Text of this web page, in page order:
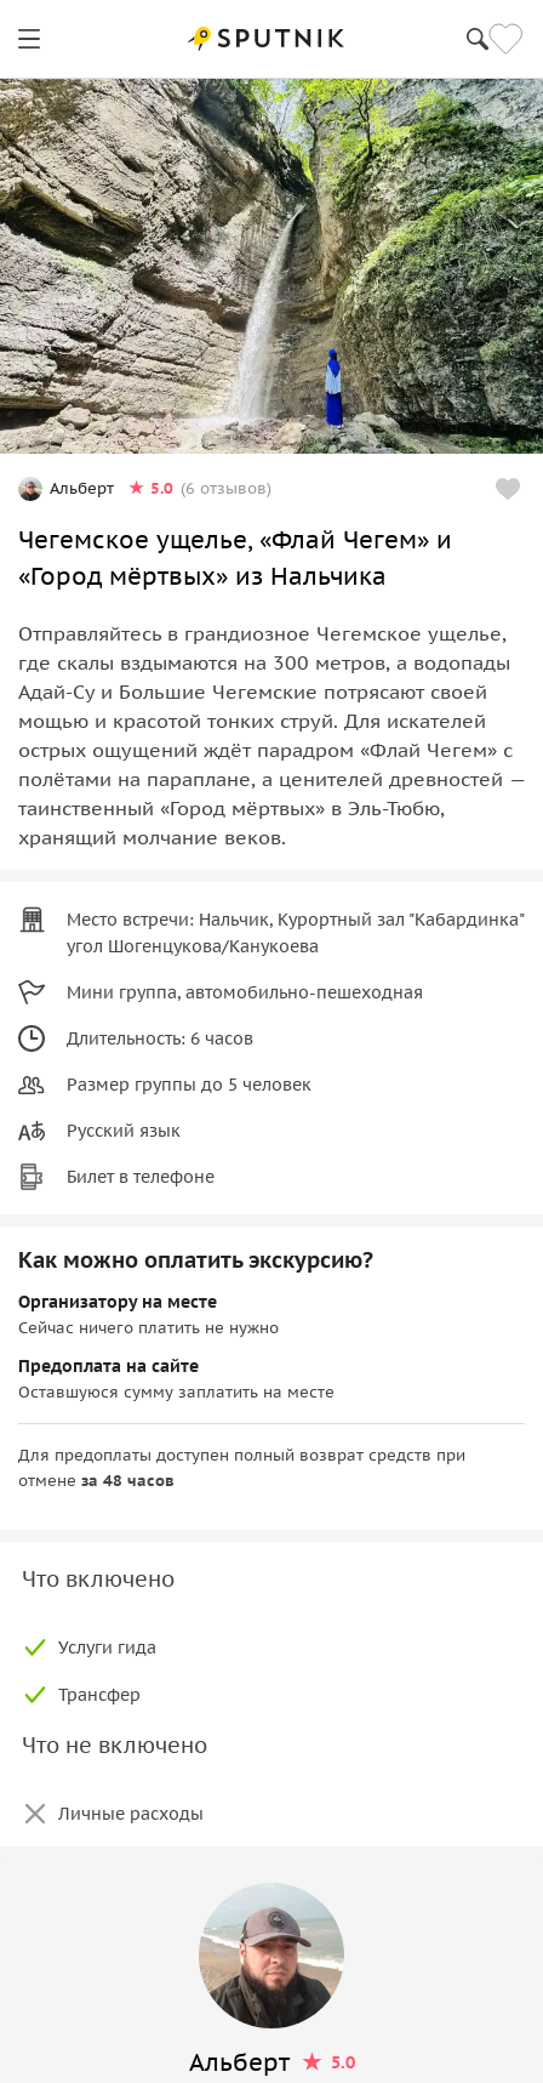
Альберт 5.0 (6 отзывов)
Чегемское ущелье, «Флай Чегем» и
«Город мёртвых» из Нальчика
Отправляйтесь в грандиозное Чегемское ущелье,
где скалы вздымаются на 300 метров, а водопады
Адай-Су и Большие Чегемские потрясают своей
мощью и красотой тонких струй. Для искателей
острых ощущений ждёт парадром «Флай Чегем» с
полётами на параплане, а ценителей древностей —
таинственный «Город мёртвых» в Эль-Тюбю,
хранящий молчание веков.
Место встречи: Нальчик, Курортный зал "Кабардинка"
угол Шогенцукова/Канукоева
Мини группа, автомобильно-пешеходная
Длительность: 6 часов
Размер группы до 5 человек
Русский язык
Билет в телефоне
Как можно оплатить экскурсию?
Организатору на месте
Сейчас ничего платить не нужно
Предоплата на сайте
Оставшуюся сумму заплатить на месте
Для предоплаты доступен полный возврат средств при
отмене за 48 часов
Что включено
Услуги гида
Трансфер
Что не включено
Личные расходы
Альберт 5.0